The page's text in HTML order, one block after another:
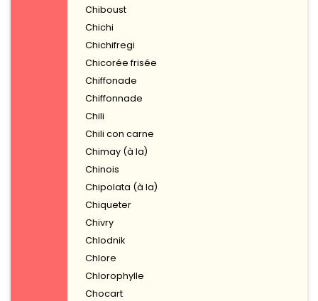
Chiboust
Chichi
Chichifregi
Chicorée frisée
Chiffonade
Chiffonnade
Chili
Chili con carne
Chimay (à la)
Chinois
Chipolata (à la)
Chiqueter
Chivry
Chlodnik
Chlore
Chlorophylle
Chocart